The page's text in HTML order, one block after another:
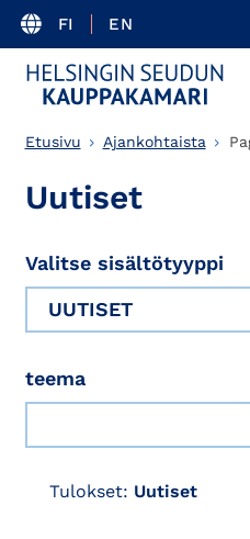
FI EN
Etusivu Ajankohtaista
Uutiset
Valitse sisältötyyppi
teema
Tulokset: Uutiset